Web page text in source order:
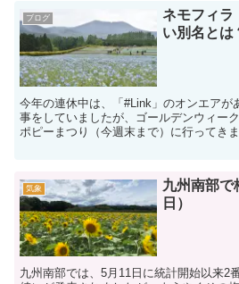
ブログ
ネモフィ
い別名とは
今年の連休中は、「#Link」のオンエアが
事をしていましたが、ゴールデンウィー
ポピーまつり（今週末まで）に行ってき
気象
九州南部で
日）
九州南部では、5月11日に統計開始以来2